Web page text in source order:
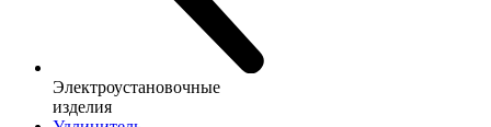
Электроустановочные
изделия